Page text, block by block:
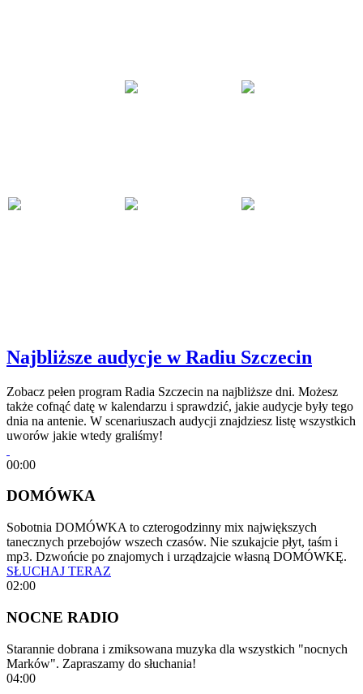
Najbliższe audycje w Radiu Szczecin
Zobacz pełen program Radia Szczecin na najbliższe dni. Możesz
także cofnąć datę w kalendarzu i sprawdzić, jakie audycje były tego
dnia na antenie. W scenariuszach audycji znajdziesz listę wszystkich
uworów jakie wtedy graliśmy!
00:00
DOMÓWKA
Sobotnia DOMÓWKA to czterogodzinny mix największych
tanecznych przebojów wszech czasów. Nie szukajcie płyt, taśm i
mp3. Dzwońcie po znajomych i urządzajcie własną DOMÓWKĘ.
SŁUCHAJ TERAZ
02:00
NOCNE RADIO
Starannie dobrana i zmiksowana muzyka dla wszystkich "nocnych
Marków". Zapraszamy do słuchania!
04:00